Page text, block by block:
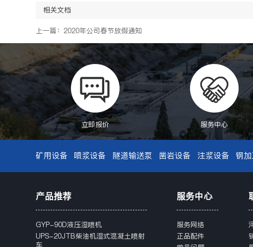
相关文档
上一篇：2020年公司春节放假通知
立即报价 服务中心
矿用设备 喷浆设备 隧道输送泵 凿岩设备 注浆设备 钢
产品推荐
GYP-90D液压湿喷机
UPS-20JTB柴油机湿式混凝土喷射
车
服务中心
服务网络
正品配件